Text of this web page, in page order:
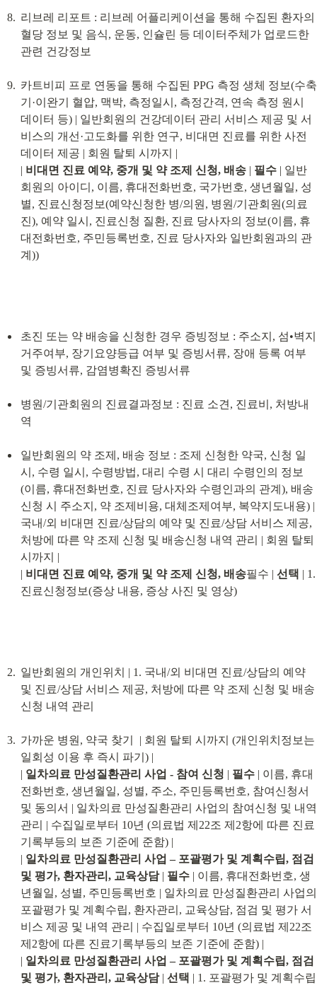
리브레 리포트 : 리브레 어플리케이션을 통해 수집된 환자의
혈당 정보 및 음식, 운동, 인슐린 등 데이터주체가 업로드한
관련 건강정보
카트비피 프로 연동을 통해 수집된 PPG 측정 생체 정보(수축
기·이완기 혈압, 맥박, 측정일시, 측정간격, 연속 측정 원시
데이터 등) | 일반회원의 건강데이터 관리 서비스 제공 및 서
비스의 개선·고도화를 위한 연구, 비대면 진료를 위한 사전
데이터 제공 | 회원 탈퇴 시까지 |
| 비대면 진료 예약, 중개 및 약 조제 신청, 배송 | 필수 | 일반
회원의 아이디, 이름, 휴대전화번호, 국가번호, 생년월일, 성
별, 진료신청정보(예약신청한 병/의원, 병원/기관회원(의료
진), 예약 일시, 진료신청 질환, 진료 당사자의 정보(이름, 휴
대전화번호, 주민등록번호, 진료 당사자와 일반회원과의 관
계))
초진 또는 약 배송을 신청한 경우 증빙정보 : 주소지, 섬•벽지
거주여부, 장기요양등급 여부 및 증빙서류, 장애 등록 여부
및 증빙서류, 감염병확진 증빙서류
병원/기관회원의 진료결과정보 : 진료 소견, 진료비, 처방내
역
일반회원의 약 조제, 배송 정보 : 조제 신청한 약국, 신청 일
시, 수령 일시, 수령방법, 대리 수령 시 대리 수령인의 정보
(이름, 휴대전화번호, 진료 당사자와 수령인과의 관계), 배송
신청 시 주소지, 약 조제비용, 대체조제여부, 복약지도내용) |
국내/외 비대면 진료/상담의 예약 및 진료/상담 서비스 제공,
처방에 따른 약 조제 신청 및 배송신청 내역 관리 | 회원 탈퇴
시까지 |
| 비대면 진료 예약, 중개 및 약 조제 신청, 배송필수 | 선택 | 1.
진료신청정보(증상 내용, 증상 사진 및 영상)
일반회원의 개인위치 | 1. 국내/외 비대면 진료/상담의 예약
및 진료/상담 서비스 제공, 처방에 따른 약 조제 신청 및 배송
신청 내역 관리
가까운 병원, 약국 찾기  | 회원 탈퇴 시까지 (개인위치정보는
일회성 이용 후 즉시 파기) |
| 일차의료 만성질환관리 사업 - 참여 신청 | 필수 | 이름, 휴대
전화번호, 생년월일, 성별, 주소, 주민등록번호, 참여신청서
및 동의서 | 일차의료 만성질환관리 사업의 참여신청 및 내역
관리 | 수집일로부터 10년 (의료법 제22조 제2항에 따른 진료
기록부등의 보존 기준에 준함) |
| 일차의료 만성질환관리 사업 – 포괄평가 및 계획수립, 점검
및 평가, 환자관리, 교육상담 | 필수 | 이름, 휴대전화번호, 생
년월일, 성별, 주민등록번호 | 일차의료 만성질환관리 사업의
포괄평가 및 계획수립, 환자관리, 교육상담, 점검 및 평가 서
비스 제공 및 내역 관리 | 수집일로부터 10년 (의료법 제22조
제2항에 따른 진료기록부등의 보존 기준에 준함) |
| 일차의료 만성질환관리 사업 – 포괄평가 및 계획수립, 점검
및 평가, 환자관리, 교육상담 | 선택 | 1. 포괄평가 및 계획수립